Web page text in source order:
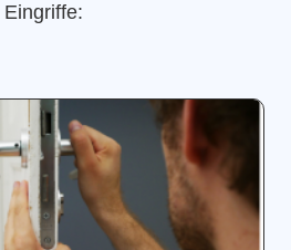
Eingriffe: